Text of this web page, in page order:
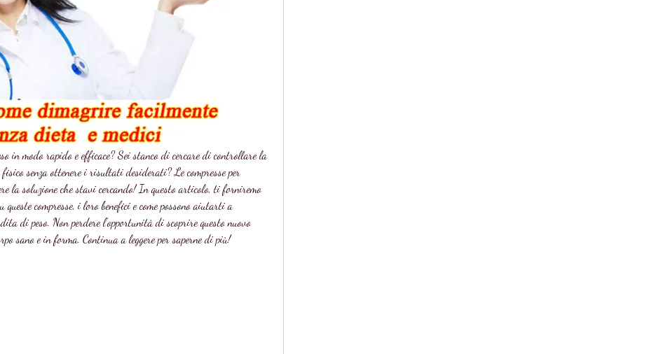
in modo rapido e efficace? Sei stanco di cercare di controllare la
senza ottenere i risultati desiderati? Le compresse per
la soluzione che stavi cercando! In questo articolo, ti forniremo
compresse, i loro benefici e come possono aiutarti a
di peso. Non perdere l'opportunità di scoprire questo nuovo
sano e in forma. Continua a leggere per saperne di più!